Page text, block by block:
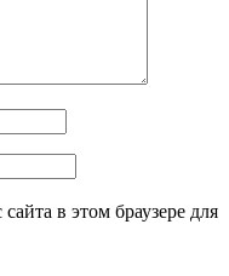
в этом браузере для